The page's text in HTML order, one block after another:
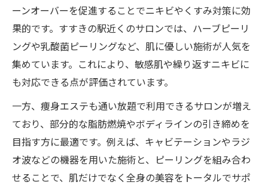
ーンオーバーを促進することでニキビやくすみ対策に効
果的です。すすきの駅近くのサロンでは、ハーブピーリ
ングや乳酸菌ピーリングなど、肌に優しい施術が人気を
集めています。これにより、敏感肌や繰り返すニキビに
も対応できる点が評価されています。
一方、痩身エステも通い放題で利用できるサロンが増え
ており、部分的な脂肪燃焼やボディラインの引き締めを
目指す方に最適です。例えば、キャビテーションやラジ
オ波などの機器を用いた施術と、ピーリングを組み合わ
せることで、肌だけでなく全身の美容をトータルでサポ